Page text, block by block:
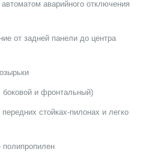
аварийного отключения
от задней панели до центра
и фронтальный)
стойках-пилонах и легко
полипропилен